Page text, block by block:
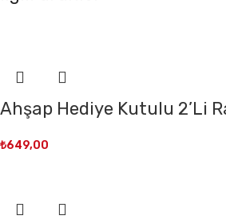
Ahşap Hediye Kutulu 2’Li
₺649,00